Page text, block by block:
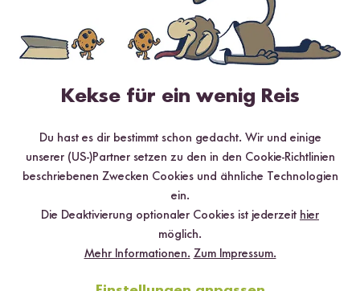
Das kannst du damit kochen!
Kekse für ein wenig Reis
Du hast es dir bestimmt schon gedacht. Wir und einige
unserer (US-)Partner setzen zu den in den Cookie-Richtlinien
beschriebenen Zwecken Cookies und ähnliche Technologien
ein.
Die Deaktivierung optionaler Cookies ist jederzeit hier
möglich.
Mehr Informationen. Zum Impressum.